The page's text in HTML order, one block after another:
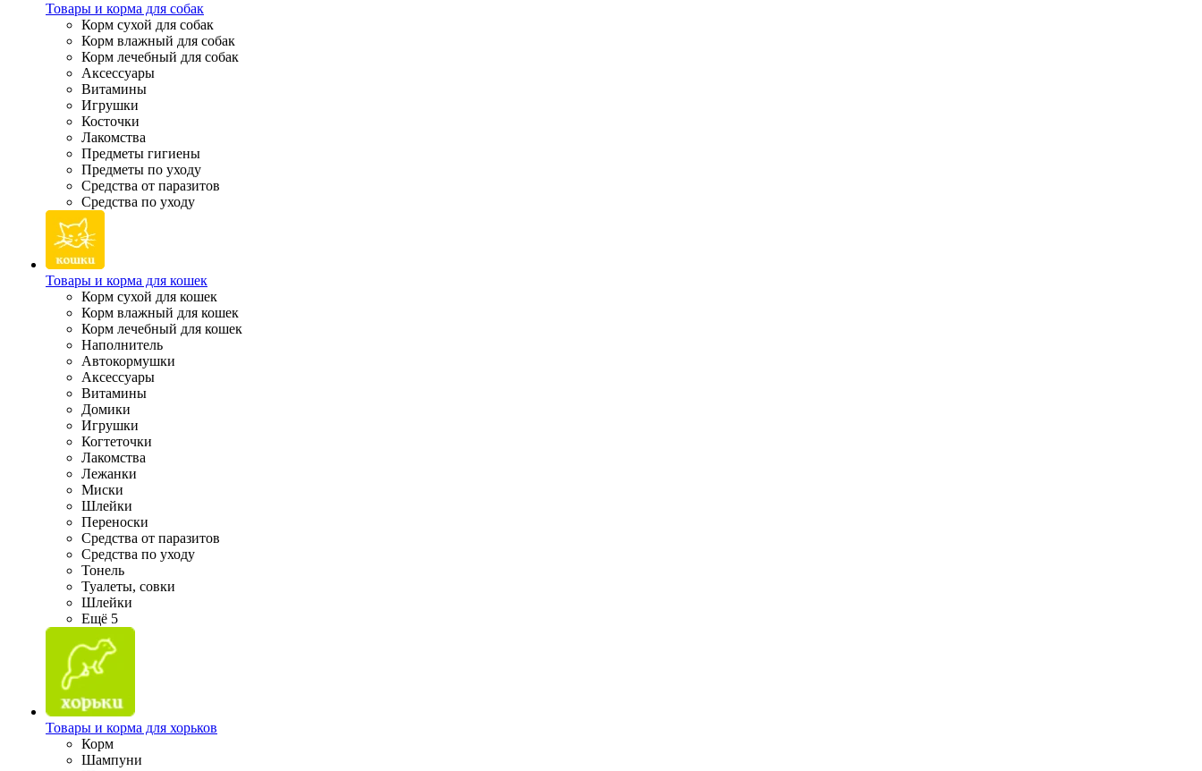
Товары и корма для собак
Корм сухой для собак
Корм влажный для собак
Корм лечебный для собак
Аксессуары
Витамины
Игрушки
Косточки
Лакомства
Предметы гигиены
Предметы по уходу
Средства от паразитов
Средства по уходу
Товары и корма для кошек
Корм сухой для кошек
Корм влажный для кошек
Корм лечебный для кошек
Наполнитель
Автокормушки
Аксессуары
Витамины
Домики
Игрушки
Когтеточки
Лакомства
Лежанки
Миски
Шлейки
Переноски
Средства от паразитов
Средства по уходу
Тонель
Туалеты, совки
Шлейки
Ещё 5
Товары и корма для хорьков
Корм
Шампуни